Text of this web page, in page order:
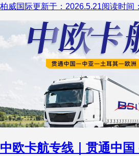
全新价值！
柏威国际更新于：2026.5.21阅读时间
中欧卡航专线｜贯通中